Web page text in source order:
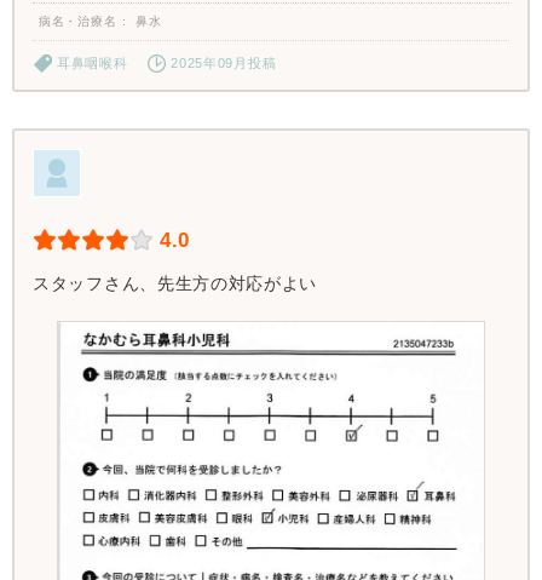
病名・治療名 鼻水
耳鼻咽喉科 2025年09月投稿
4.0
スタッフさん、先生方の対応がよい